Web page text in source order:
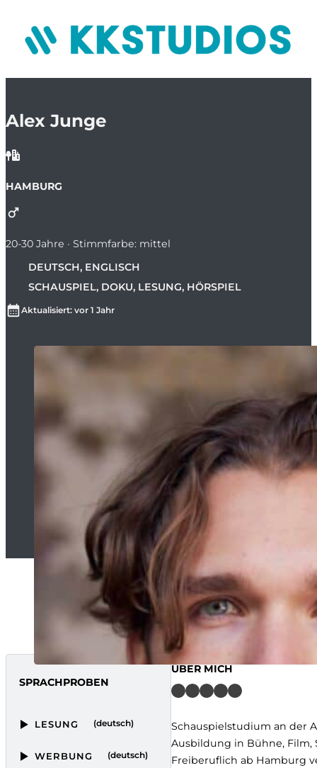
Alex Junge
HAMBURG
20-30 Jahre · Stimmfarbe: mittel
DEUTSCH, ENGLISCH
SCHAUSPIEL, DOKU, LESUNG, HÖRSPIEL
Aktualisiert: vor 1 Jahr
SPRACHPROBEN
LESUNG (deutsch)
WERBUNG (deutsch)
ÜBER MICH
Schauspielstudium an der
Ausbildung in Bühne, Film,
Freiberuflich ab Hamburg